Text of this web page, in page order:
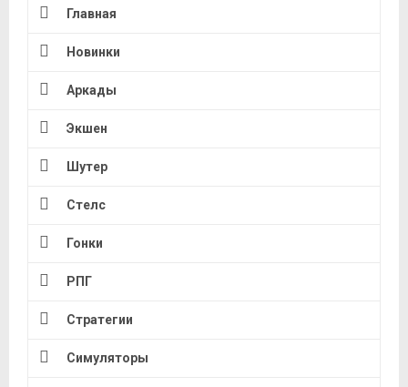
Главная
Новинки
Аркады
Экшен
Шутер
Стелс
Гонки
РПГ
Стратегии
Симуляторы